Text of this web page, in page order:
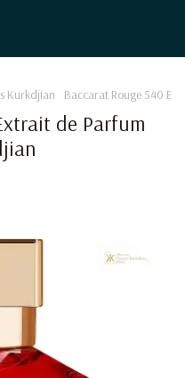
Kurkdjian Baccarat Rouge 540
de Parfum